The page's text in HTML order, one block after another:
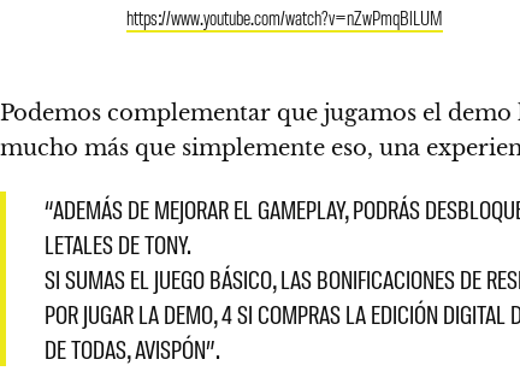
https://www.youtube.com/watch?v=nZwPmqBlLUM
Podemos complementar que jugamos el demo
mucho más que simplemente eso, una
“ADEMÁS DE MEJORAR EL GAMEPLAY, PODRÁS
LETALES DE TONY.
SI SUMAS EL JUEGO BÁSICO, LAS BONIFICACIONES DE
POR JUGAR LA DEMO, 4 SI COMPRAS LA EDICIÓN DIGITAL
DE TODAS, AVISPÓN”.